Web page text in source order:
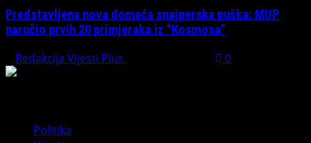
Predstavljena nova domaća snajperska puška: MUP
naručio prvih 20 primjeraka iz “Kosmosa”
Redakcija Vijesti Plus
0
Politika